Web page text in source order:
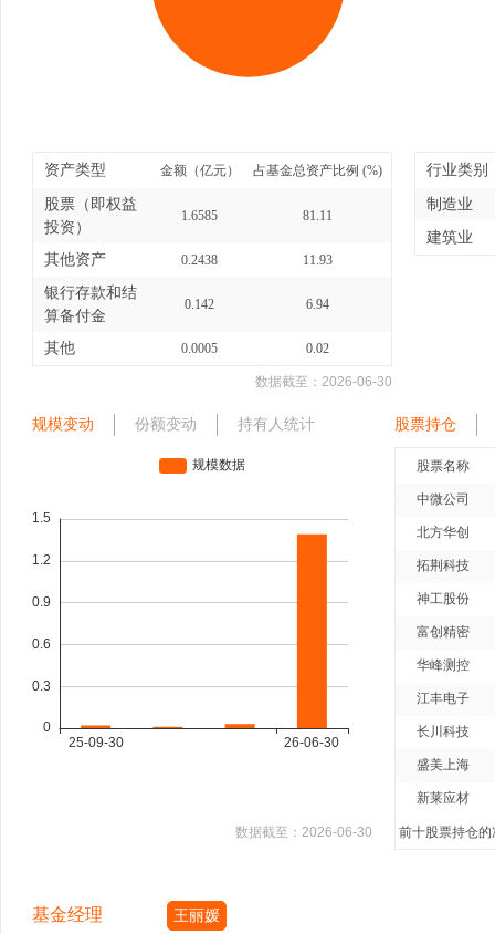
资产类型 金额（亿元） 占基金总资产比例 (%)
股票（即权益
投资）
1.6585 81.11
其他资产 0.2438 11.93
银行存款和结
算备付金
0.142 6.94
其他 0.0005 0.02
数据截至： 2026-06-30
行业类别
制造业
建筑业
规模变动 份额变动 持有人统计
数据截至： 2026-06-30
股票持仓
股票名称
中微公司
北方华创
拓荆科技
神工股份
富创精密
华峰测控
江丰电子
长川科技
盛美上海
新莱应材
前十股票持仓的
基金经理 王丽媛